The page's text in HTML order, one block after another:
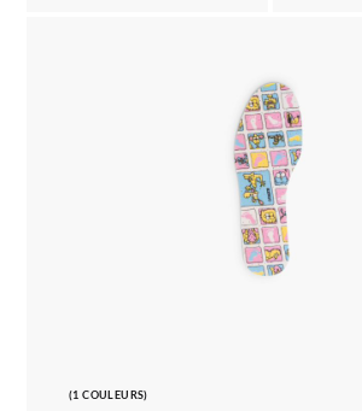
(1 COULEURS)